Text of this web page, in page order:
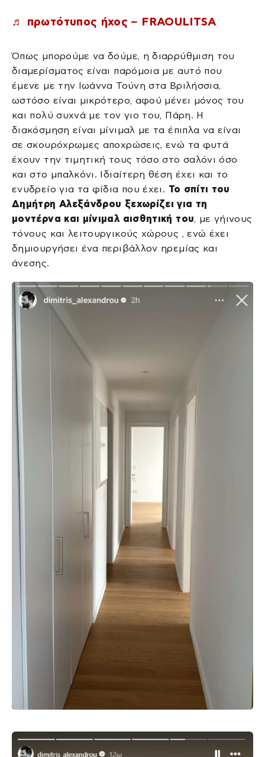
♬ πρωτότυπος ήχος – FRAOULITSA
Όπως μπορούμε να δούμε, η διαρρύθμιση του
διαμερίσματος είναι παρόμοια με αυτό που
έμενε με την Ιωάννα Τούνη στα Βριλήσσια,
ωστόσο είναι μικρότερο, αφού μένει μόνος του
και πολύ συχνά με τον γιο του, Πάρη. Η
διακόσμηση είναι μίνιμαλ με τα έπιπλα να είναι
σε σκουρόχρωμες αποχρώσεις, ενώ τα φυτά
έχουν την τιμητική τους τόσο στο σαλόνι όσο
και στο μπαλκόνι. Ιδιαίτερη θέση έχει και το
ενυδρείο για τα φίδια που έχει. Το σπίτι του
Δημήτρη Αλεξάνδρου ξεχωρίζει για τη
μοντέρνα και μίνιμαλ αισθητική του, με γήινους
τόνους και λειτουργικούς χώρους , ενώ έχει
δημιουργήσει ένα περιβάλλον ηρεμίας και
άνεσης.